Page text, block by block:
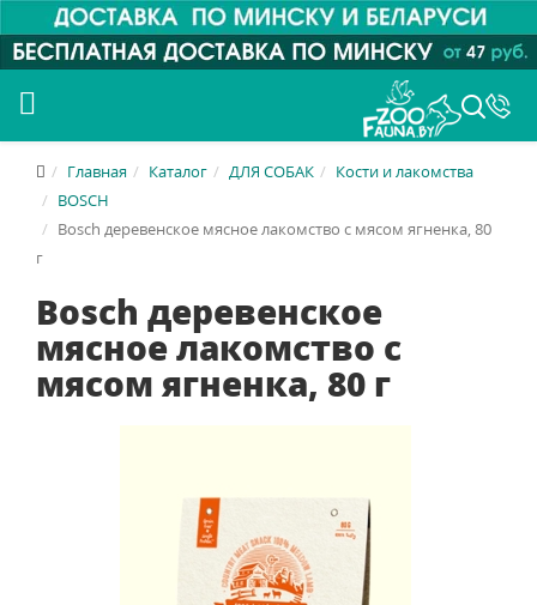
Главная Каталог ДЛЯ СОБАК
Кости и лакомства
BOSCH
Bosch деревенское мясное лакомство с мясом ягненка, 80
г
Bosch деревенское
мясное лакомство с
мясом ягненка, 80 г